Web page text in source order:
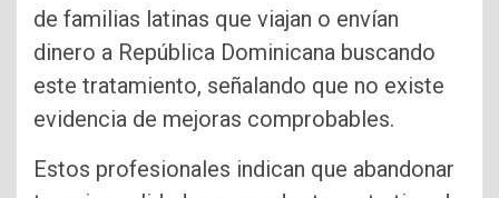
de familias latinas que viajan o envían
dinero a República Dominicana buscando
este tratamiento, señalando que no existe
evidencia de mejoras comprobables.
Estos profesionales indican que abandonar